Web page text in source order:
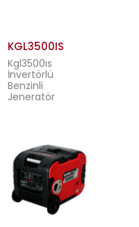
KGL3500IS
Kgl3500ıs
İnvertörlü
Benzinli
Jeneratör